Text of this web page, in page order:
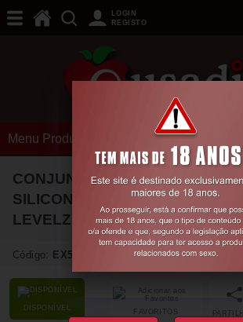
LOGIN
REGISTO
Menu Produtos
CONJUNTO DE 3 ANÉIS PARA
SILICONE COM PÉROLAS S/M/
LEVELZ
Código: EX54211
DISPONÍVEL FAVORITOS